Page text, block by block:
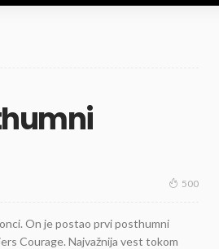
500
On je postao prvi posthumni
Courage. Najvažnija vest tokom